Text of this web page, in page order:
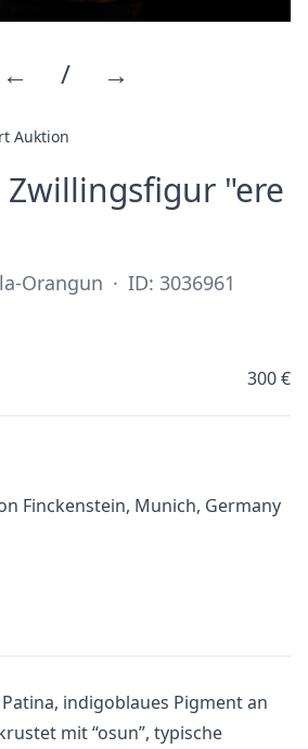
← / →
Auktion
"ere
Orangun · ID: 3036961
300 €
Finckenstein, Munich, Germany
indigoblaues Pigment an
mit “osun”, typische